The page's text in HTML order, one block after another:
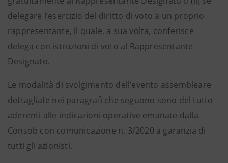
delegare l’esercizio del diritto di voto a un proprio
rappresentante, il quale, a sua volta, conferisce
delega con istruzioni di voto al Rappresentante
Designato.
Le modalità di svolgimento dell’evento assembleare
dettagliate nei paragrafi che seguono sono del tutto
aderenti alle indicazioni operative emanate dalla
Consob con comunicazione n. 3/2020 a garanzia di
tutti gli azionisti.